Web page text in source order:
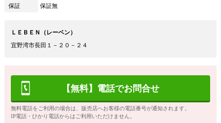
保証
保証無
ＬＥＢＥＮ（レーベン）
宜野湾市長田１－２０－２４
【無料】電話でお問合せ
無料電話をご利用の場合は、販売店へお客様の電話番号が通知されます。
IP電話・ひかり電話からはご利用いただけません。